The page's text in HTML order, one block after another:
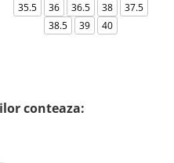
35.5 36 36.5 38
37.5
38.5
39 40
conteaza: